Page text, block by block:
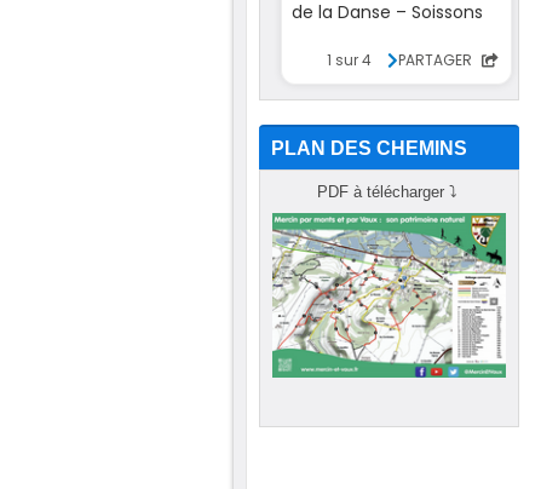
PLAN DES CHEMINS
PDF à télécharger ⤵